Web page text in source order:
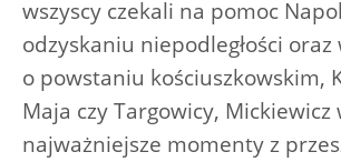
wszyscy czekali na pomoc
odzyskaniu niepodległości
o powstaniu kościuszkowskim,
Maja czy Targowicy, Mickiewicz
najważniejsze momenty z